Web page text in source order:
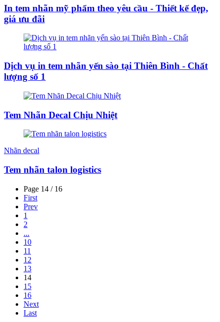
In tem nhãn mỹ phẩm theo yêu cầu - Thiết kế đẹp,
giá ưu đãi
Dịch vụ in tem nhãn yến sào tại Thiên Bình - Chất
lượng số 1
Tem Nhãn Decal Chịu Nhiệt
Nhãn decal
Tem nhãn talon logistics
Page 14 / 16
First
Prev
1
2
...
10
11
12
13
14
15
16
Next
Last